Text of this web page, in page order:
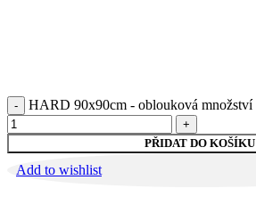
HARD 90x90cm - oblouková množství
PŘIDAT DO KOŠÍKU
Add to wishlist